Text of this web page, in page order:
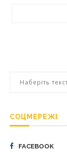
СОЦМЕРЕЖІ
FACEBOOK